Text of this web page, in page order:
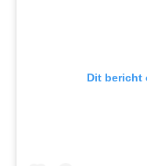
Dit bericht